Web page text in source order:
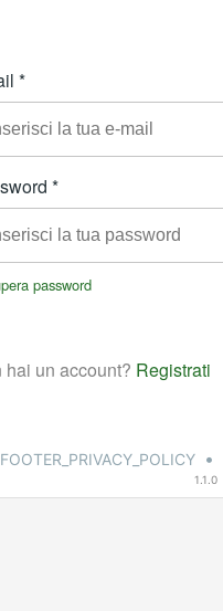
FOOTER_PRIVACY_POLICY •
1.1.0